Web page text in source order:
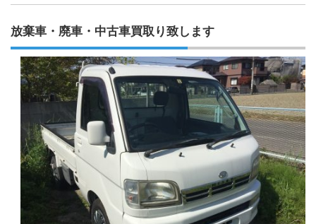
放棄車・廃車・中古車買取り致します